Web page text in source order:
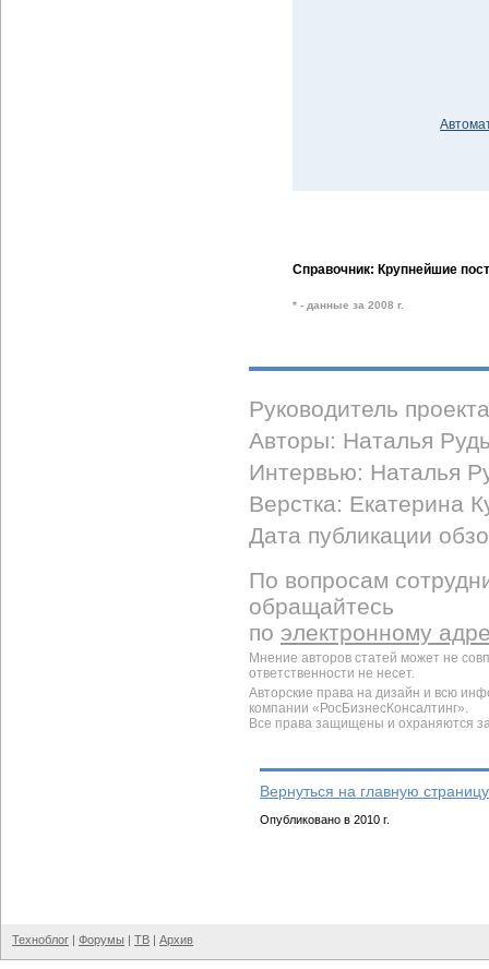
Справочник: Крупнейшие
* - данные за 2008 г.
Руководитель
Авторы: Наталья
Интервью: Наталья
Верстка: Екатерина
Дата публикации
По вопросам
обращайтесь
по электронному
Мнение авторов статей может не
ответственности не несет.
Авторские права на дизайн и всю
компании «РосБизнесКонсалтинг».
Все права защищены и охраняются
Вернуться на главную
Опубликовано в 2010 г.
Техноблог | Форумы | ТВ | Архив